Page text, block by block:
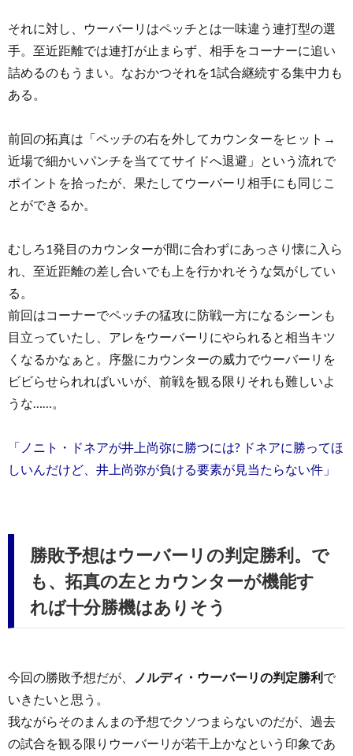
それに対し、ウーバーリはペッチとは一味違う連打型の選
手。至近距離では連打が止まらず、相手をコーナーに追い
詰めるのもうまい。なおかつそれを1試合継続する集中力も
ある。
前回の拓真は「ペッチの右を外してカウンターをヒット→
近場で細かいパンチを当ててサイドへ退避」という流れで
ポイントを拾ったが、果たしてウーバーリ相手にも同じこ
とができるか。
むしろ1発目のカウンターが間に合わずにあっさり懐に入ら
れ、至近距離の差し合いでも上を行かれそうな気がしてい
る。
前回はコーナーでペッチの猛攻に防戦一方になるシーンも
目立っていたし、アレをウーバーリにやられると相当キツ
くなるかなぁと。序盤にカウンターの威力でウーバーリを
ビビらせられればいいが、前戦を観る限りそれも難しいよ
うな……。
「ノニト・ドネアが井上尚弥に勝つには? ドネアに勝ってほ
しいんだけど、井上尚弥が負ける要素が見当たらない件」
勝敗予想はウーバーリの判定勝利。で
も、拓真の左とカウンターが機能す
れば十分勝機はありそう
今回の勝敗予想だが、 ノルディ・ウーバーリの判定勝利で
いきたいと思う。
我ながらそのまんまの予想でクソつまらないのだが、過去
の試合を観る限りウーバーリが若干上かなという印象であ